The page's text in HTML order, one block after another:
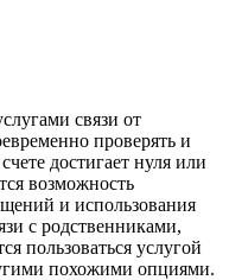
связи от
проверять и
достигает нуля или
возможность
и использования
с родственниками,
пользоваться услугой
похожими опциями.